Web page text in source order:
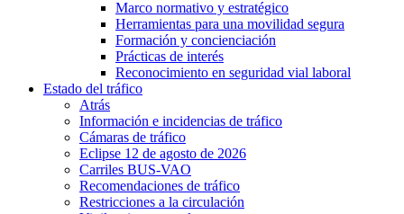
Marco normativo y estratégico
Herramientas para una movilidad segura
Formación y concienciación
Prácticas de interés
Reconocimiento en seguridad vial laboral
Estado del tráfico
Atrás
Información e incidencias de tráfico
Cámaras de tráfico
Eclipse 12 de agosto de 2026
Carriles BUS-VAO
Recomendaciones de tráfico
Restricciones a la circulación